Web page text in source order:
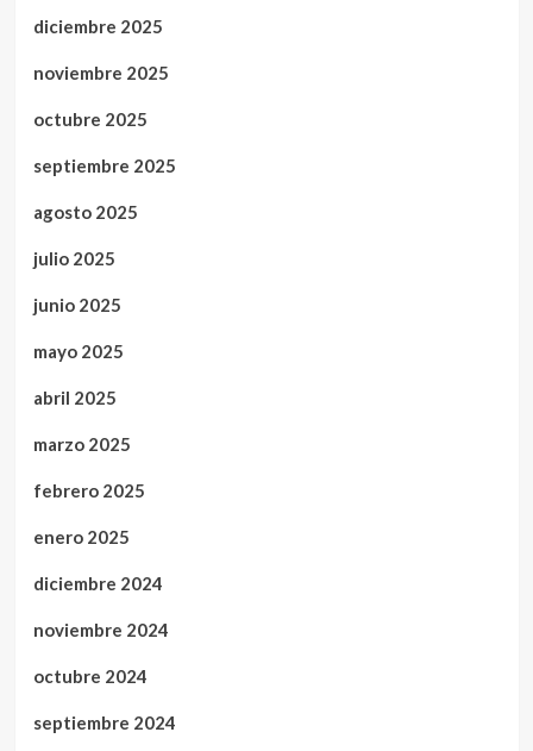
diciembre 2025
noviembre 2025
octubre 2025
septiembre 2025
agosto 2025
julio 2025
junio 2025
mayo 2025
abril 2025
marzo 2025
febrero 2025
enero 2025
diciembre 2024
noviembre 2024
octubre 2024
septiembre 2024